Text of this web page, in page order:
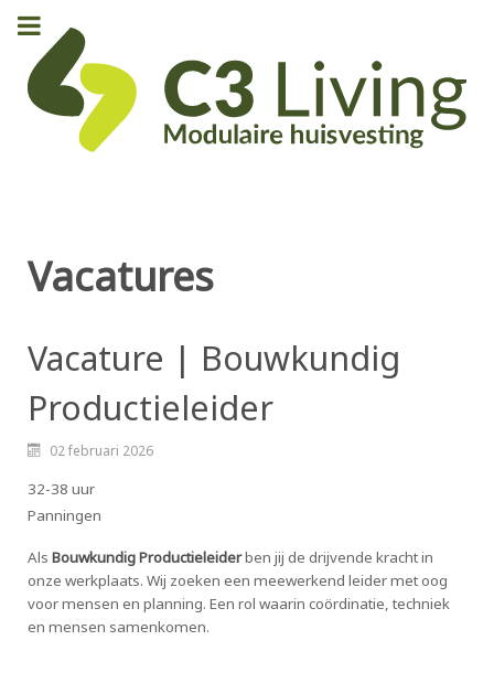
Vacatures
Vacature | Bouwkundig
Productieleider
02 februari 2026
32-38 uur
Panningen
Als Bouwkundig Productieleiderben jij de drijvende kracht in
onze werkplaats. Wij zoeken een meewerkend leider met oog
voor mensen en planning. Een rol waarin coördinatie, techniek
en mensen samenkomen.